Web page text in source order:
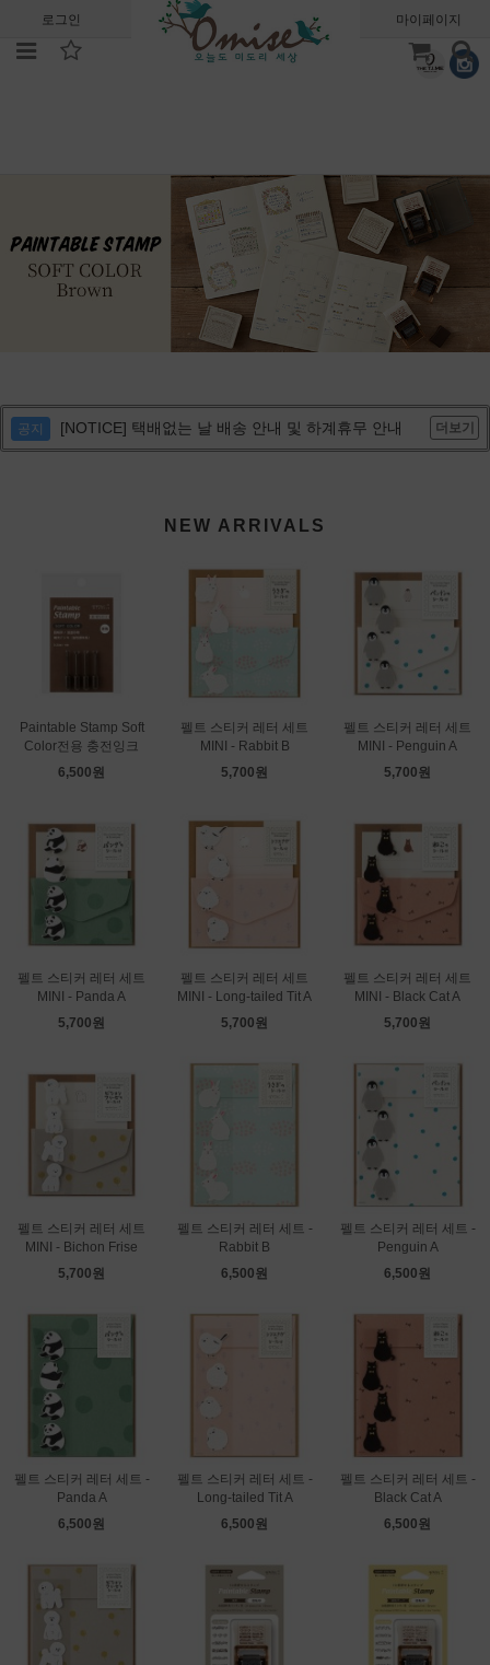
로그인 회원가입 주문조회 마이페이지
공지 [NOTICE] 택배없는 날 배송 안내 및 하계휴무 안내 더보기
NEW ARRIVALS
Paintable Stamp Soft
Color전용 충전잉크
6,500원
펠트 스티커 레터 세트
MINI - Rabbit B
5,700원
펠트 스티커 레터 세트
MINI - Penguin A
5,700원
펠트 스티커 레터 세트
MINI - Panda A
5,700원
펠트 스티커 레터 세트
MINI - Long-tailed Tit A
5,700원
펠트 스티커 레터 세트
MINI - Black Cat A
5,700원
펠트 스티커 레터 세트
MINI - Bichon Frise
5,700원
펠트 스티커 레터 세트 -
Rabbit B
6,500원
펠트 스티커 레터 세트 -
Penguin A
6,500원
펠트 스티커 레터 세트 -
Panda A
6,500원
펠트 스티커 레터 세트 -
Long-tailed Tit A
6,500원
펠트 스티커 레터 세트 -
Black Cat A
6,500원